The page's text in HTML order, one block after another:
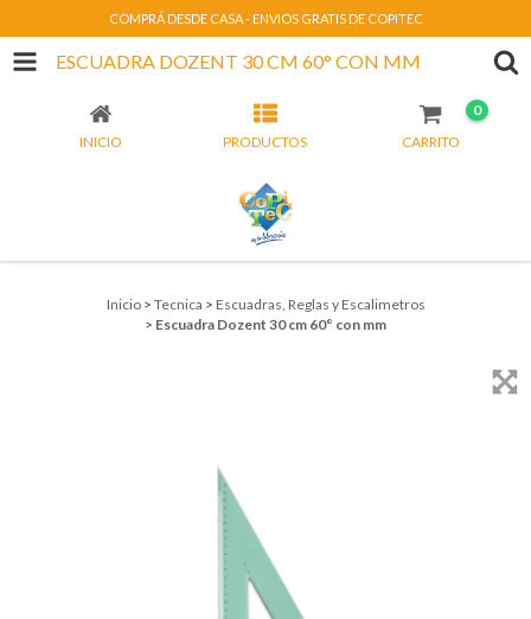
COMPRÁ DESDE CASA - ENVIOS GRATIS DE COPITEC
ESCUADRA DOZENT 30 CM 60° CON MM
INICIO PRODUCTOS CARRITO
0
Inicio > Tecnica > Escuadras, Reglas y Escalimetros
> Escuadra Dozent 30 cm 60° con mm